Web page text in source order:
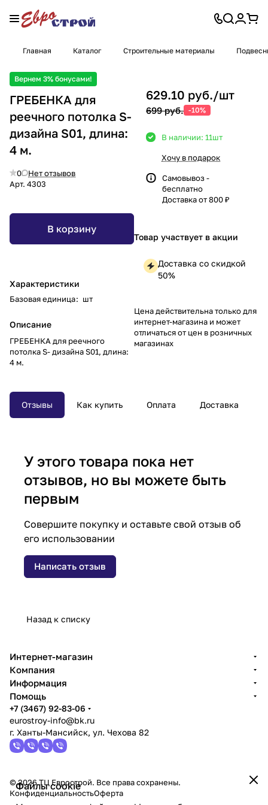
Главная Каталог Строительные материалы
Вернем 3% бонусами!
ГРЕБЕНКА для
реечного потолка S-
дизайна S01, длина:
4 м.
0
Нет отзывов
Арт. 4303
В корзину
Характеристики
Базовая единица: шт
Описание
ГРЕБЕНКА для реечного
потолка S- дизайна S01, длина:
4 м.
629.10 руб./шт
699 руб. -10%
В наличии: 11шт
Хочу в подарок
Самовывоз -
бесплатно
Доставка от 800 ₽
Товар участвует в акции
Доставка со скидкой
50%
Цена действительна только для
интернет-магазина и может
отличаться от цен в розничных
магазинах
Отзывы Как купить Оплата Доставка
У этого товара пока нет
отзывов, но вы можете быть
первым
Совершите покупку и оставьте свой отзыв об
его использовании
Написать отзыв
Назад к списку
Файлы cookie
Интернет-магазин
Компания
Информация
Помощь
+7 (3467) 92-83-06
eurostroy-info@bk.ru
г. Ханты-Мансийск, ул. Чехова 82
© 2026 ТЦ Еврострой. Все права сохранены.
КонфиденциальностьОферта